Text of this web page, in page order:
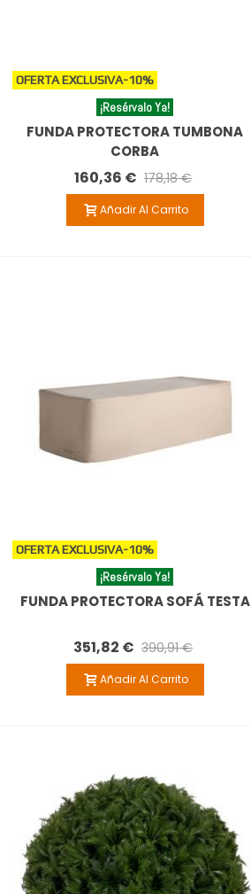
OFERTA EXCLUSIVA-10%
¡Resérvalo Ya!
FUNDA PROTECTORA TUMBONA
CORBA
160,36 € 178,18 €
Añadir Al Carrito
OFERTA EXCLUSIVA-10%
¡Resérvalo Ya!
FUNDA PROTECTORA SOFÁ TESTA
351,82 € 390,91 €
Añadir Al Carrito